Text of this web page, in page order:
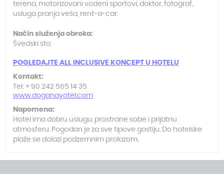
terena, motorizovani vodeni sportovi, doktor, fotograf,
usluga pranja veša, rent-a-car.
Način služenja obroka:
Švedski sto.
POGLEDAJTE ALL INCLUSIVE KONCEPT U HOTELU
Kontakt:
Tel: + 90 242 565 14 35
www.doganayotel.com
Napomena:
Hotel ima dobru uslugu, prostrane sobe i prijatnu
atmosferu. Pogodan je za sve tipove gostiju. Do hotelske
plaže se dolazi podzemnim prolazom.